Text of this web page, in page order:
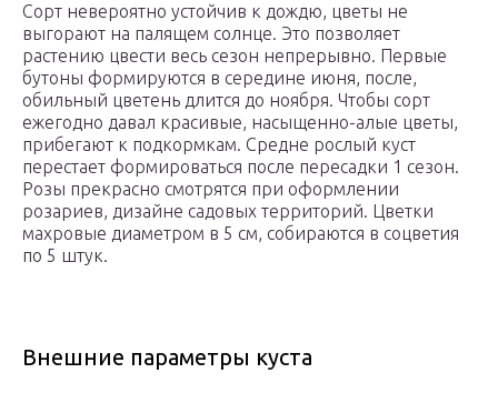
Сорт невероятно устойчив к дождю, цветы не
выгорают на палящем солнце. Это позволяет
растению цвести весь сезон непрерывно. Первые
бутоны формируются в середине июня, после,
обильный цветень длится до ноября. Чтобы сорт
ежегодно давал красивые, насыщенно-алые цветы,
прибегают к подкормкам. Средне рослый куст
перестает формироваться после пересадки 1 сезон.
Розы прекрасно смотрятся при оформлении
розариев, дизайне садовых территорий. Цветки
махровые диаметром в 5 см, собираются в соцветия
по 5 штук.
Внешние параметры куста